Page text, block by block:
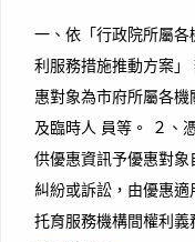
一、依「行政院所屬
利服務措施推動方案
惠對象為市府所屬各
及臨時人 員等。 ２、
供優惠資訊予優惠對
糾紛或訴訟，由優惠
托育服務機構間權利